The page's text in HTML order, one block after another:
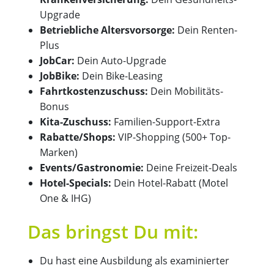
Upgrade
Betriebliche Altersvorsorge: Dein Renten-
Plus
JobCar: Dein Auto-Upgrade
JobBike: Dein Bike-Leasing
Fahrtkostenzuschuss: Dein Mobilitäts-
Bonus
Kita-Zuschuss: Familien-Support-Extra
Rabatte/Shops: VIP-Shopping (500+ Top-
Marken)
Events/Gastronomie: Deine Freizeit-Deals
Hotel-Specials: Dein Hotel-Rabatt (Motel
One & IHG)
Das bringst Du mit:
Du hast eine Ausbildung als examinierter